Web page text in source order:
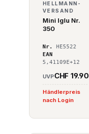
HELLMANN-
VERSAND
Mini Iglu Nr.
350
Nr.
HE5522
EAN
5,41109E+12
UVPCHF 19.90
Händlerpreis
nach Login